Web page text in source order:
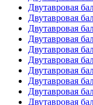
Двутавровая
Двутавровая
Двутавровая
Двутавровая
Двутавровая
Двутавровая
Двутавровая
Двутавровая
Двутавровая
Двутавровая